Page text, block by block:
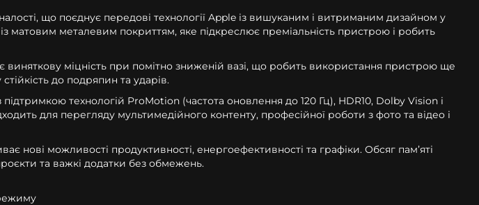
що поєднує передові технології Apple із вишуканим і витриманим дизайном у
матовим металевим покриттям, яке підкреслює преміальність пристрою і робить
міцність при помітно зниженій вазі, що робить використання пристрою ще
до подряпин та ударів.
технологій ProMotion (частота оновлення до 120 Гц), HDR10, Dolby Vision і
для перегляду мультимедійного контенту, професійної роботи з фото та відео і
можливості продуктивності, енергоефективності та графіки. Обсяг памʼяті
та важкі додатки без обмежень.